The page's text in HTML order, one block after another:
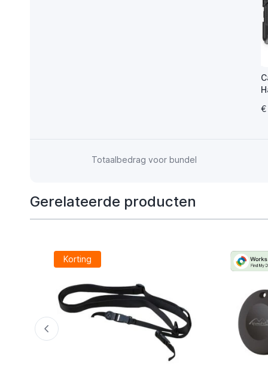
€
Totaalbedrag voor bundel
Gerelateerde producten
Korting